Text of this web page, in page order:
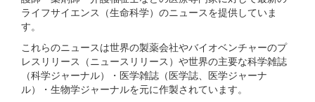
ライフサイエンス（生命科学）のニュースを提供していま
す。
これらのニュースは世界の製薬会社やバイオベンチャーのプ
レスリリース（ニュースリリース）や世界の主要な科学雑誌
（科学ジャーナル）・医学雑誌（医学誌、医学ジャーナ
ル）・生物学ジャーナルを元に作製されています。